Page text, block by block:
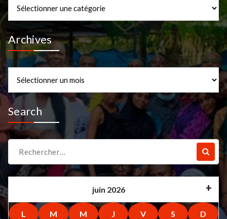
Archives
Search
pour :
juin 2026
L M M J V S D